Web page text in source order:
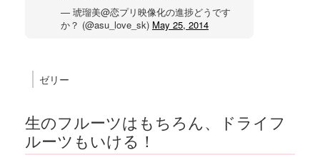
— 琥瑠美@恋プリ映像化の進捗どうです
か？ (@asu_love_sk) May 25, 2014
ゼリー
生のフルーツはもちろん、ドライフ
ルーツもいける！